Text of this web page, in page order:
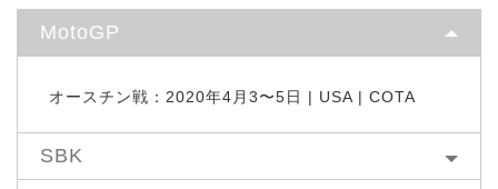
MotoGP
オースチン戦：2020年4月3〜5日 | USA | COTA
SBK